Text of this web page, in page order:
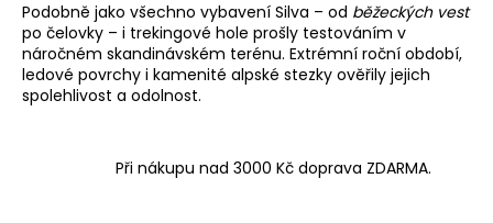
Podobně jako všechno vybavení Silva – od běžeckých vest
po čelovky – i trekingové hole prošly testováním v
náročném skandinávském terénu. Extrémní roční období,
ledové povrchy i kamenité alpské stezky ověřily jejich
spolehlivost a odolnost.
Při nákupu nad 3000 Kč doprava ZDARMA.